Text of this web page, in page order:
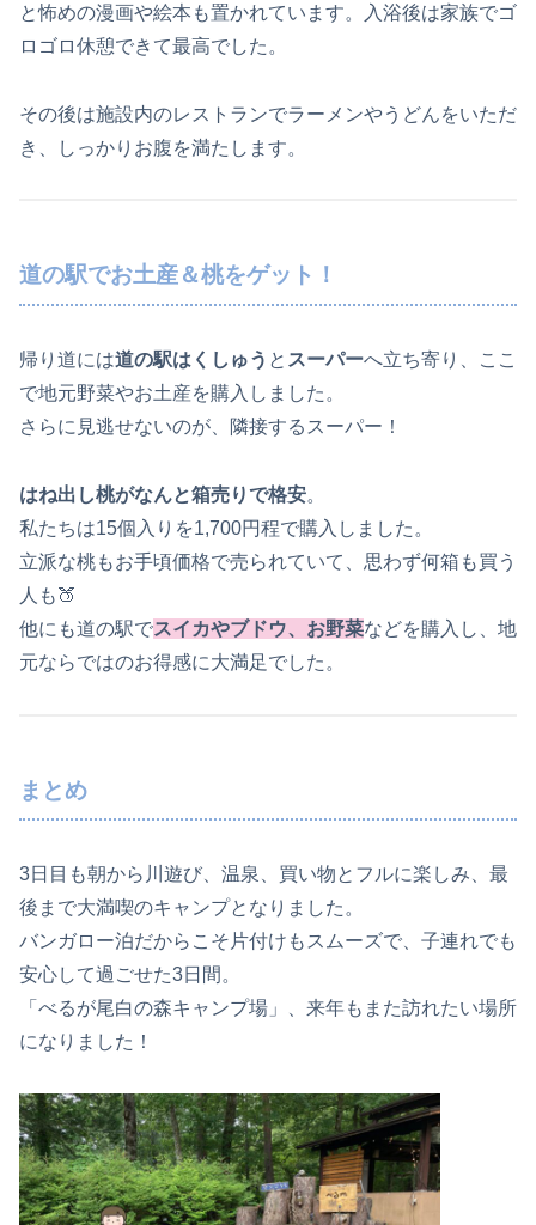
と怖めの漫画や絵本も置かれています。入浴後は家族でゴ
ロゴロ休憩できて最高でした。
その後は施設内のレストランでラーメンやうどんをいただ
き、しっかりお腹を満たします。
道の駅でお土産＆桃をゲット！
帰り道には道の駅はくしゅう と スーパーへ立ち寄り、ここ
で地元野菜やお土産を購入しました。
さらに見逃せないのが、隣接するスーパー！
はね出し桃がなんと箱売りで格安。
私たちは15個入りを1,700円程で購入しました。
立派な桃もお手頃価格で売られていて、思わず何箱も買う
人も🍑
他にも道の駅でスイカやブドウ、お野菜などを購入し、地
元ならではのお得感に大満足でした。
まとめ
3日目も朝から川遊び、温泉、買い物とフルに楽しみ、最
後まで大満喫のキャンプとなりました。
バンガロー泊だからこそ片付けもスムーズで、子連れでも
安心して過ごせた3日間。
「べるが尾白の森キャンプ場」、来年もまた訪れたい場所
になりました！